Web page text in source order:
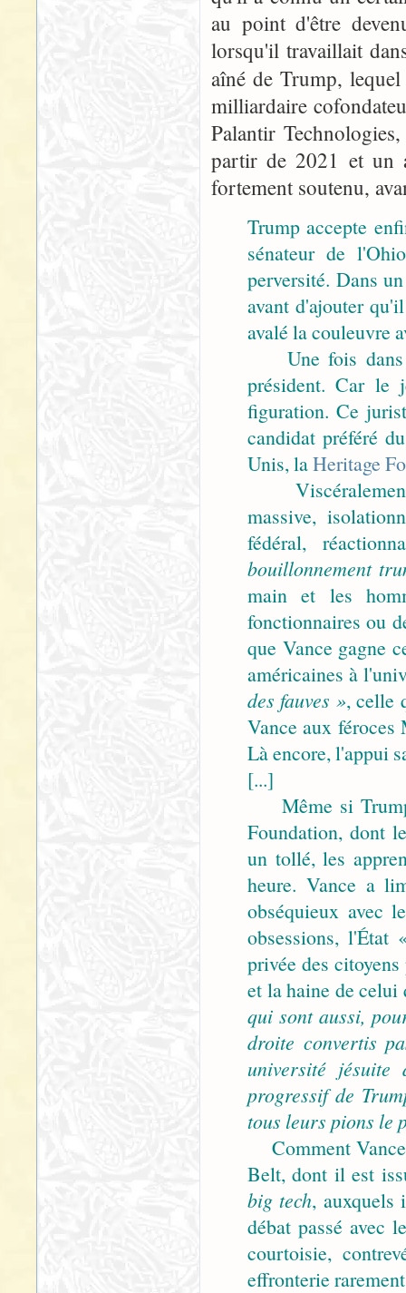
au point d'être
lorsqu'il travaillait
aîné de Trump,
milliardaire
Palantir
partir de 2021 et un
fortement soutenu,
Trump accepte
sénateur de
perversité. Dans
avant d'ajouter
avalé la couleuvre
Une fois dans
président. Car le
figuration. Ce
candidat préféré
Unis, laHeritage
Viscéralement
massive,
fédéral,
bouillonnement
main et les
fonctionnaires ou
que Vance gagne
américaines à
des fauves », celle
Vance aux
Là encore, l'appui
[...]
Même si Trump
Foundation, dont
un tollé, les
heure. Vance a
obséquieux avec
obsessions,
privée des
et la haine de
qui sont aussi,
droite convertis
université jésuite
progressif de
tous leurs pions le
Comment
Belt, dont il est
big tech, auxquels
débat passé avec
courtoisie,
effronterie